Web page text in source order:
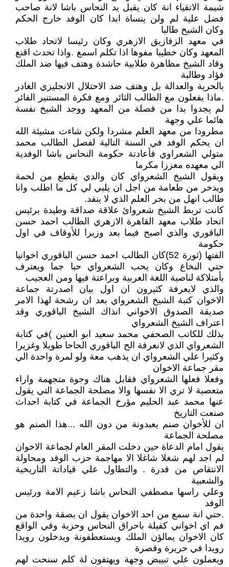
شيمة الاتقياء انة كان يقبل يد النحاس باشا لانة صاحب
فضل علية لم ولن ينساة ابدا كان الوفد خارج الحكم
وكان الشيخ طالبا
في معهد الزفازيق الازهري وكان رئيسا لاتحاد طلاب
المعهد وكان خطيبا مفوها اذا تكلم اسمع .واذا تحدث اقنع
وقاد الشيخ مظاهرة طلابية حاشدة وهتف فيها ضد الملك
فؤاد وطالبة
بالحرية والعدالة بل وهتف ضد الاحتلال الانجليزي الغادر
.ماذا يفعلون مع الطالب الثائر ومع فكرة المستنير الفائر
لم يجدوا بدا من فصلة من المعهد ووجد الشيخ نفسة
هائما علي وجهة
مطرودا من معهد العلم مشردا ولكن شاءت مشيئة الله
ان يحكم الوفد في السنة التالية لفصل الطالب محمد
متولي الشعراوي فأعادتة حكومة النحاس باشا الوفدية
الي معهده معززا مكرما
ويقول الشيخ الشعرواي كان والدي يقطع من لحمة
ويدخر من طعامة من اجل ان يلبي لي كل ما اطلب وانا
طالب انهل من بحر العلم الذي لا ينفد.
كانت تربط الشيخ شعروائ علاقة صداقة وطيدة برئيس
اتحاد طلاب معهد القاهرة الازهري الطالب احمد حسن
الباقوري والذي اصبح فيما بعد وزيرا للأوقاف في اول
حكومة
الفتها (ثورة 52)كان الطالب احمد حسن الباقوري اخوانيا
حتي النخاع وكان يحب الشعرواي حبا جما ويعترف
بأمتلاكة لناصية اللغة العربية وبراعتة فيها ومن العجيب
والذي لايعرفة كثيرون ان اول بيان اصدرتة جماعة
الاخوان كتبة الشيخ الشعرواي بعد ان رشحة لهذا الامر
صديقة الصدوق الاخواني انذاك الشيخ الباقوري وقد
اعتراف الشيخ الشعرواي
بذلك للكاتب الصحفي محمد سعيد ابو العنين )في كتابة
الشعرواي الذي لانعرفة الح الباقوري الحاحا طويلا وغزيرا
وكثيرا علي الشعرواي ان يذهب معة ولو لمرة واحدة الي
مقر جماعة الاخوان
وفعلا فعلها الشعرواي فقابل هناك وجوة متجهمة واراء
متعصبة لا تري الا نفسها والا مصلحة الجماعة التي يقول
عنها محمد عبد الحليم مؤرخ الجماعة في كتابة احداث
صنعت التاريخ
ان للأخوان صنم يعبدونة من دون الله ...هذا الصنم هو
مصلحة الجماعة
يقول امام الدعاة حين دخلت المقر العام لجماعة الاخوان
لم اجد لهم شغلا شاغلا الا مهاجمة حزب الوفد ومحاولة
الانتقاص من قدرة . والتطاول علي قياداتة التاريخية
والشعبية
وعلي راسها مصطفي النحاس باشا زعيم الامة ورئيس
الوفد
.حتي انة سمع من احد الاخوان يقول ان بصقة واحدة من
فم اي اخواني كفيلة باحراق النحاس وحزبة وفي الواقع
كان الاخوان يمالؤن الملك ويستعطفونة ويدخلون رويدا
رويدا في حريرة وقصرة
ويعملون علي تبييض وجهة ويهتفون لة كلم سنحت لهم